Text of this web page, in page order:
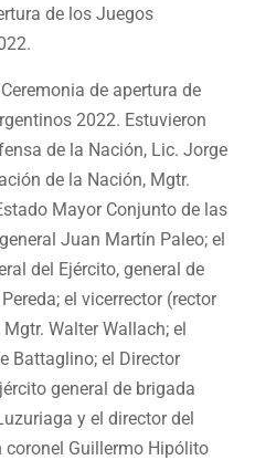
de los Juegos
de apertura de
2022. Estuvieron
de la Nación, Lic. Jorge
de la Nación, Mgtr.
Mayor Conjunto de las
Juan Martín Paleo; el
del Ejército, general de
el vicerrector (rector
Walter Wallach; el
Battaglino; el Director
general de brigada
y el director del
Guillermo Hipólito